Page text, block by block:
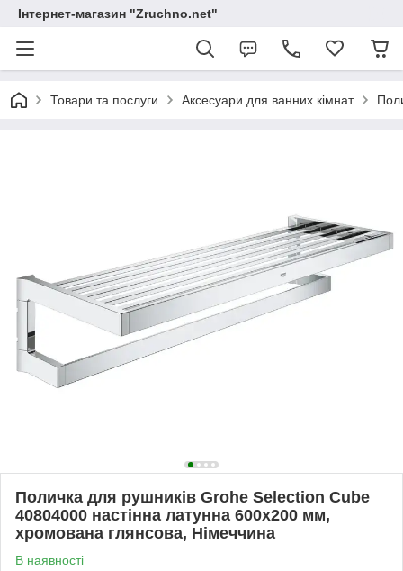
Інтернет-магазин "Zruchno.net"
Товари та послуги Аксесуари для ванних кімнат
Поличка для рушників Grohe Selection Cube
40804000 настінна латунна 600х200 мм,
хромована глянсова, Німеччина
В наявності